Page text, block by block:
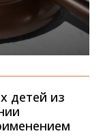
детей из